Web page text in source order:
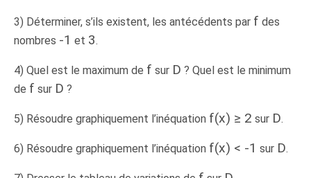
3) Déterminer, s’ils existent, les antécédents par f des
nombres -1 et 3.
4) Quel est le maximum de f sur D ? Quel est le minimum
de f sur D ?
5) Résoudre graphiquement l’inéquation f(x) ≥ 2 sur D.
6) Résoudre graphiquement l’inéquation f(x) < -1 sur D.